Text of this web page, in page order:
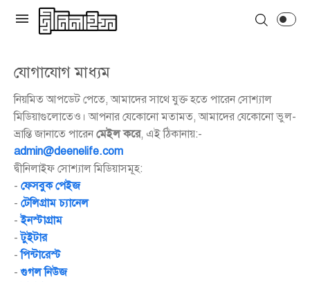
যোগাযোগ মাধ্যম
নিয়মিত আপডেট পেতে, আমাদের সাথে যুক্ত হতে পারেন সোশ্যাল
মিডিয়াগুলোতেও। আপনার যেকোনো মতামত, আমাদের যেকোনো ভুল-
ভ্রান্তি জানাতে পারেন মেইল করে, এই ঠিকানায়:-
admin@deenelife.com
দ্বীনিলাইফ সোশ্যাল মিডিয়াসমূহ:
- ফেসবুক পেইজ
- টেলিগ্রাম চ্যানেল
-ইনস্টাগ্রাম
-টুইটার
-পিন্টারেস্ট
-গুগল নিউজ